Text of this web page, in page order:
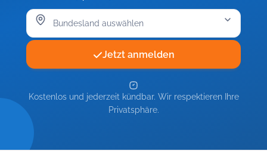
Jetzt anmelden
Kostenlos und jederzeit kündbar. Wir respektieren Ihre
Privatsphäre.